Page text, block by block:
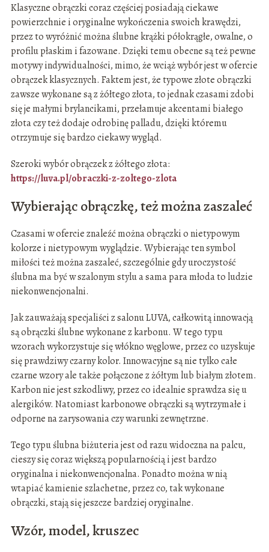
Klasyczne obrączki coraz częściej posiadają ciekawe
powierzchnie i oryginalne wykończenia swoich krawędzi,
przez to wyróżnić można ślubne krążki półokrągłe, owalne, o
profilu płaskim i fazowane. Dzięki temu obecne są też pewne
motywy indywidualności, mimo, że wciąż wybór jest w ofercie
obrączek klasycznych. Faktem jest, że typowe złote obrączki
zawsze wykonane są z żółtego złota, to jednak czasami zdobi
się je małymi brylancikami, przełamuje akcentami białego
złota czy też dodaje odrobinę palladu, dzięki któremu
otrzymuje się bardzo ciekawy wygląd.
Szeroki wybór obrączek z żółtego złota:
https://luva.pl/obraczki-z-zoltego-zlota
Wybierając obrączkę, też można zaszaleć
Czasami w ofercie znaleźć można obrączki o nietypowym
kolorze i nietypowym wyglądzie. Wybierając ten symbol
miłości też można zaszaleć, szczególnie gdy uroczystość
ślubna ma być w szalonym stylu a sama para młoda to ludzie
niekonwencjonalni.
Jak zauważają specjaliści z salonu LUVA, całkowitą innowacją
są obrączki ślubne wykonane z karbonu. W tego typu
wzorach wykorzystuje się włókno węglowe, przez co uzyskuje
się prawdziwy czarny kolor. Innowacyjne są nie tylko całe
czarne wzory ale także połączone z żółtym lub białym złotem.
Karbon nie jest szkodliwy, przez co idealnie sprawdza się u
alergików. Natomiast karbonowe obrączki są wytrzymałe i
odporne na zarysowania czy warunki zewnętrzne.
Tego typu ślubna biżuteria jest od razu widoczna na palcu,
cieszy się coraz większą popularnością i jest bardzo
oryginalna i niekonwencjonalna. Ponadto można w nią
wtapiać kamienie szlachetne, przez co, tak wykonane
obrączki, stają się jeszcze bardziej oryginalne.
Wzór, model, kruszec